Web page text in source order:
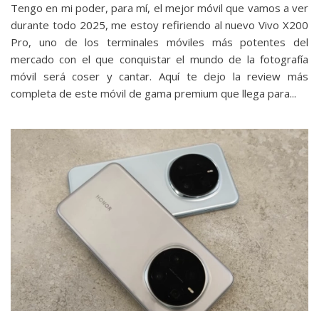
Tengo en mi poder, para mí, el mejor móvil que vamos a ver
durante todo 2025, me estoy refiriendo al nuevo Vivo X200
Pro, uno de los terminales móviles más potentes del
mercado con el que conquistar el mundo de la fotografía
móvil será coser y cantar. Aquí te dejo la review más
completa de este móvil de gama premium que llega para...